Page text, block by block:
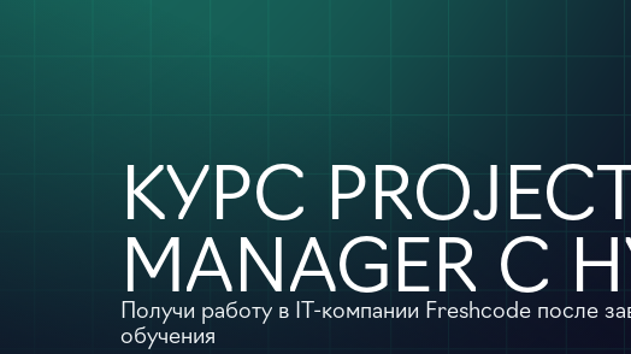
КУРС
MANAGER С
Получи работу в ІТ-компании Freshcode после
обучения